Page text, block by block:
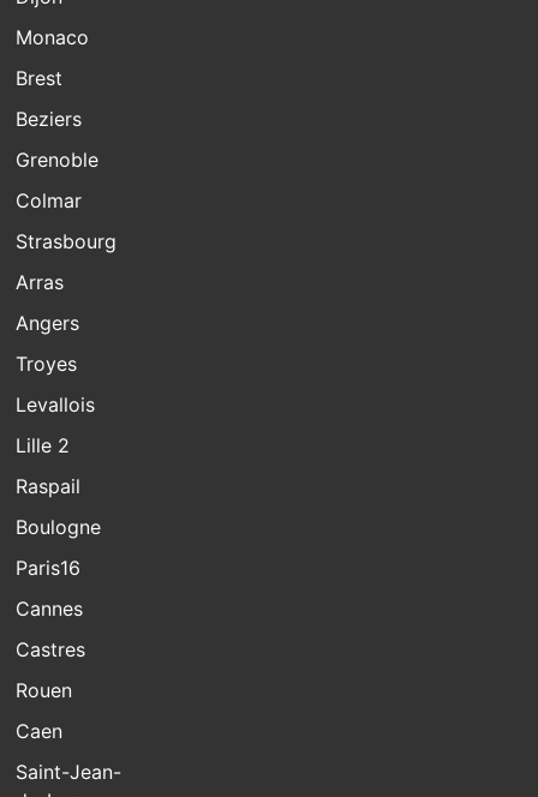
Monaco
Brest
Beziers
Grenoble
Colmar
Strasbourg
Arras
Angers
Troyes
Levallois
Lille 2
Raspail
Boulogne
Paris16
Cannes
Castres
Rouen
Caen
Saint-Jean-